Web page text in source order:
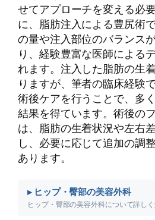
せてアプローチを変える必
に、脂肪注入による豊尻術
の量や注入部位のバランス
り、経験豊富な医師による
れます。注入した脂肪の生
りますが、筆者の臨床経験
術後ケアを行うことで、多
結果を得ています。術後の
は、脂肪の生着状況や左右
し、必要に応じて追加の調
あります。
▸ ヒップ・臀部の美容外科